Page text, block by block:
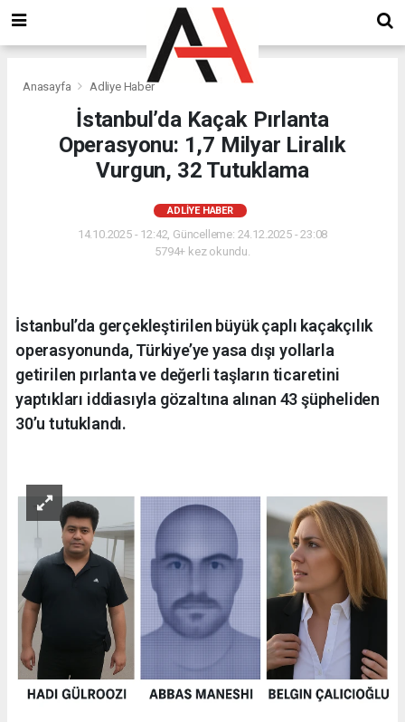
Anasayfa Adliye Haber
İstanbul’da Kaçak Pırlanta
Operasyonu: 1,7 Milyar Liralık
Vurgun, 32 Tutuklama
ADLIYE HABER
14.10.2025 - 12:42, Güncelleme: 24.12.2025 - 23:08
5794+ kez okundu.
İstanbul’da gerçekleştirilen büyük çaplı kaçakçılık
operasyonunda, Türkiye’ye yasa dışı yollarla
getirilen pırlanta ve değerli taşların ticaretini
yaptıkları iddiasıyla gözaltına alınan 43 şüpheliden
30’u tutuklandı.